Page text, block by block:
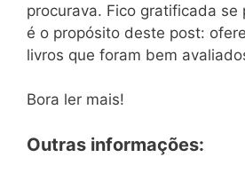
procurava. Fico gratificada se
é o propósito deste post:
livros que foram bem
Bora ler mais!
Outras informações: